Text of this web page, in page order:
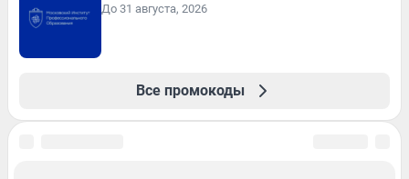
До 31 августа, 2026
Все промокоды